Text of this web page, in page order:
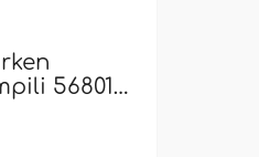
568012